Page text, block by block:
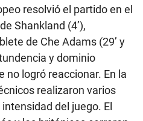
resolvió el partido en el
Shankland (4’),
de Che Adams (29’ y
y dominio
no logró reaccionar. En la
realizaron varios
del juego. El